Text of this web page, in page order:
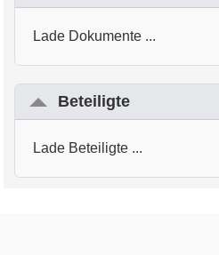
Lade Dokumente ...
Beteiligte
Lade Beteiligte ...